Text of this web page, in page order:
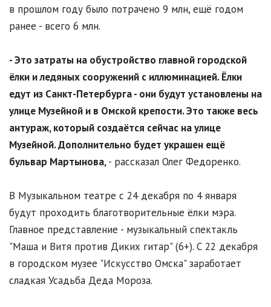
в прошлом году было потрачено 9 млн, ещё годом
ранее - всего 6 млн.
- Это затраты на обустройство главной городской
ёлки и ледяных сооружений с иллюминацией. Ёлки
едут из Санкт-Петербурга - они будут установлены на
улице Музейной и в Омской крепости. Это также весь
антураж, который создаётся сейчас на улице
Музейной. Дополнительно будет украшен ещё
бульвар Мартынова,- рассказал Олег Федоренко.
В Музыкальном театре с 24 декабря по 4 января
будут проходить благотворительные ёлки мэра.
Главное представление - музыкальный спектакль
"Маша и Витя против Диких гитар" (6+). С 22 декабря
в городском музее "Искусство Омска" заработает
сладкая Усадьба Деда Мороза.